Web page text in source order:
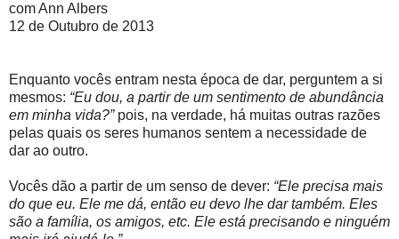
com Ann Albers
12 de Outubro de 2013
Enquanto vocês entram nesta época de dar, perguntem a si
mesmos: “Eu dou, a partir de um sentimento de abundância
em minha vida?”pois, na verdade, há muitas outras razões
pelas quais os seres humanos sentem a necessidade de
dar ao outro.
Vocês dão a partir de um senso de dever: “Ele precisa mais
do que eu. Ele me dá, então eu devo lhe dar também. Eles
são a família, os amigos, etc. Ele está precisando e ninguém